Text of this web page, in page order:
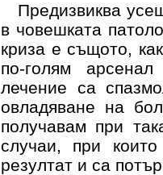
Предизвиква
в човешката
криза е същото,
по-голям
лечение са
овладяване на
получавам при
случаи, при
резултат и са